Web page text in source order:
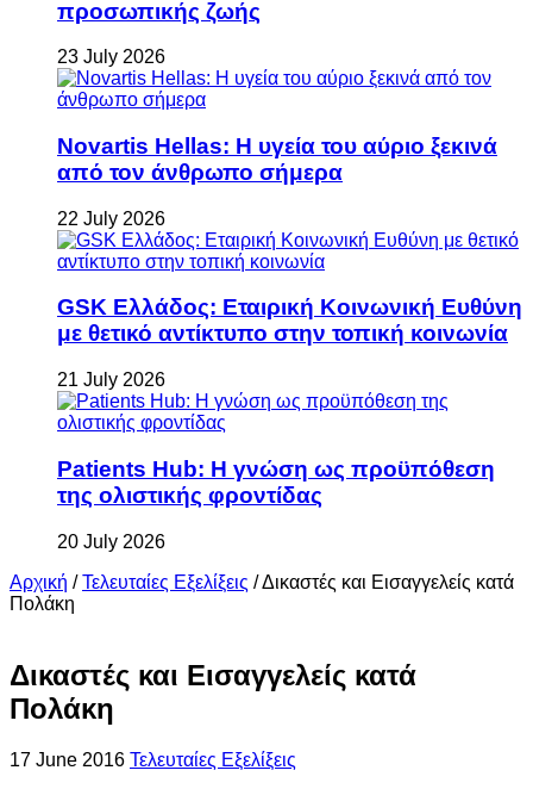
προσωπικής ζωής
23 July 2026
Novartis Hellas: Η υγεία του αύριο ξεκινά
από τον άνθρωπο σήμερα
22 July 2026
GSK Ελλάδος: Εταιρική Κοινωνική Ευθύνη
με θετικό αντίκτυπο στην τοπική κοινωνία
21 July 2026
Patients Hub: Η γνώση ως προϋπόθεση
της ολιστικής φροντίδας
20 July 2026
Αρχική / Τελευταίες Εξελίξεις /Δικαστές και Εισαγγελείς κατά
Πολάκη
Δικαστές και Εισαγγελείς κατά
Πολάκη
17 June 2016 Τελευταίες Εξελίξεις